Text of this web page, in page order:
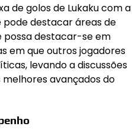
de golos de Lukaku com a
pode destacar áreas de
possa destacar-se em
em que outros jogadores
levando a discussões
avançados do